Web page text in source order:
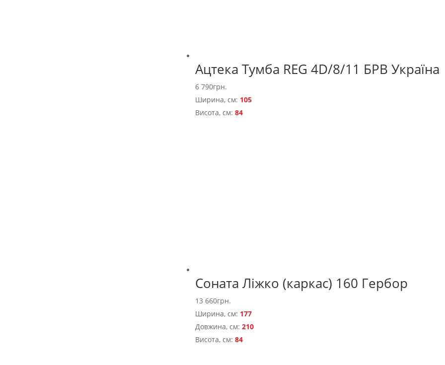
Ацтека Тумба REG 4D/8/11 БРВ Україна
6 790грн.
Ширина, см: 105
Висота, см: 84
Соната Ліжко (каркас) 160 Гербор
13 660грн.
Ширина, см: 177
Довжина, см: 210
Висота, см: 84